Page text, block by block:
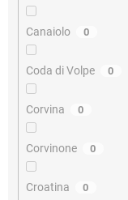
Canaiolo 0
Coda di Volpe 0
Corvina 0
Corvinone 0
Croatina 0